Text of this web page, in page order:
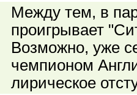
Между тем, в
проигрывает
Возможно, уже
чемпионом
лирическое